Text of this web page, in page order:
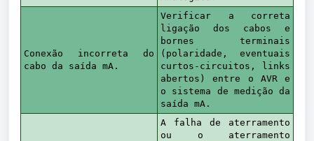
Conexão incorreta do
cabo da saída mA.
Verificar a correta
ligação dos cabos e
bornes terminais
(polaridade, eventuais
curtos-circuitos, links
abertos) entre o AVR e
o sistema de medição da
saída mA.
A falha de aterramento
ou o aterramento